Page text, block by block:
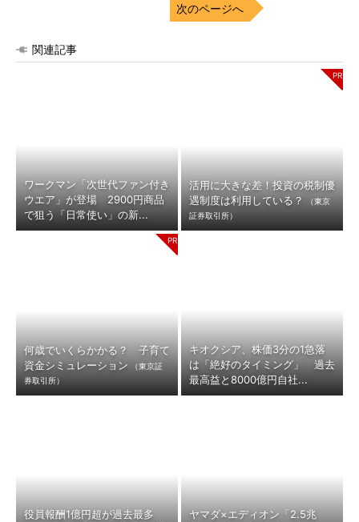
次のページへ
関連記事
ワークマン「次世代ファン付き
ウエア」が登場 2900円商品
で狙う「日常使い」の新...
活用に大きな差！投資の税制優
遇制度は利用している？
（東京
証券取引所）
何歳でいくらかかる？ 子育て
資金シミュレーション
（東京証
券取引所）
キオクシア、株価3分の1急落
は「絶好のタイミング」 過去
最高益と8000億円自社...
役員報酬1億円超が過去最多
ヤマダ×エディオン「2.5兆